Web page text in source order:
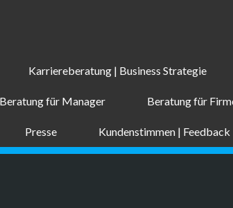
Karriereberatung | Business Strategie
für Manager Beratung für
Presse Kundenstimmen | Feedback